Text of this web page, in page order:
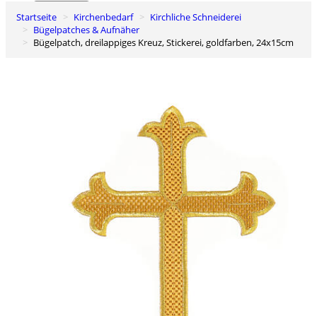
0
Warenkorb
Startseite Kirchenbedarf
Kirchliche Schneiderei
Bügelpatches & Aufnäher
Bügelpatch, dreilappiges Kreuz, Stickerei, goldfarben, 24x15cm